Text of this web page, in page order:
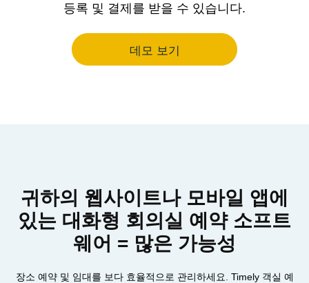
등록 및 결제를 받을 수 있습니다.
데모 보기
귀하의 웹사이트나 모바일 앱에
있는 대화형 회의실 예약 소프트
웨어 = 많은 가능성
장소 예약 및 임대를 보다 효율적으로 관리하세요. Timely 객실 예